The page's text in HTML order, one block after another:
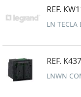
REF.
LN
REF.
LNWN